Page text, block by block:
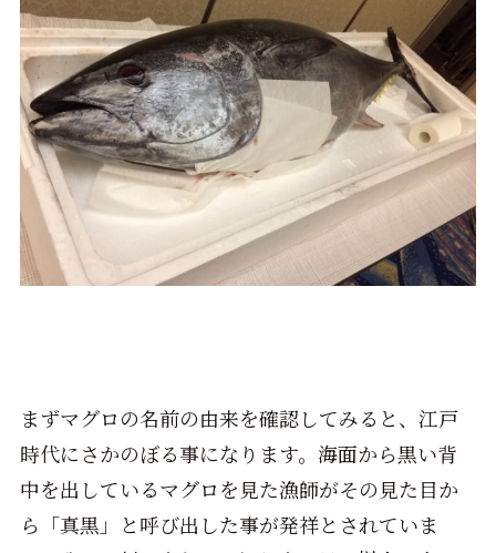
まずマグロの名前の由来を確認してみると、江戸
時代にさかのぼる事になります。海面から黒い背
中を出しているマグロを見た漁師がその見た目か
ら「真黒」と呼び出した事が発祥とされていま